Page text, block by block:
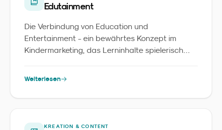
Edutainment
Die Verbindung von Education und
Entertainment - ein bewährtes Konzept im
Kindermarketing, das Lerninhalte spielerisch
Weiterlesen
KREATION & CONTENT